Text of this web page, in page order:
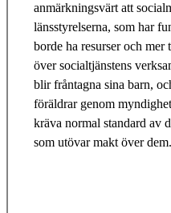
anmärkningsvärt att
länsstyrelserna, som har
borde ha resurser och
över socialtjänstens
blir fråntagna sina barn,
föräldrar genom
kräva normal standard av
som utövar makt över dem.